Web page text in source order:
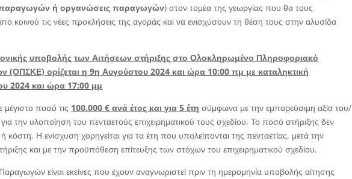
ή οργανώσεις παραγωγών) στον τομέα της γεωργίας που θα τους
κοινού τις νέες προκλήσεις της αγοράς και να ενισχύσουν τη θέση τους στην αλυσίδα
υποβολής των Αιτήσεων στήριξης στο Ολοκληρωμένο Πληροφοριακό
(ΟΠΣΚΕ) ορίζεται η 9η Αυγούστου 2024 και ώρα 10:00 πμ με καταληκτική
2024 και ώρα 17:00 μμ
ποσό τις 100.000 € ανά έτος και για 5 έτη σύμφωνα με την εμπορεύσιμη αξία του/
την υλοποίηση του πενταετούς επιχειρηματικού τους σχεδίου. Το ποσό στήριξης δεν
κόστη. Η ενίσχυση χορηγείται για τα έτη που υπολείπονται της πενταετίας, μετά την
και με την προϋπόθεση επίτευξης των στόχων του επιχειρηματικού σχεδίου.
είναι εκείνες που έχουν αναγνωριστεί πριν τη ημερομηνία υποβολής αίτησης